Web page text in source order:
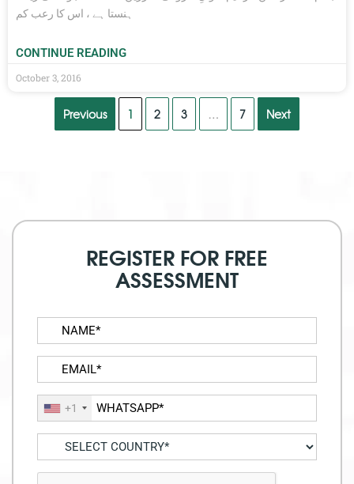
ہنستا ہے ، اس کا رعب کم
CONTINUE READING
October 3, 2016
Previous 1 2 3 … 7 Next
REGISTER FOR FREE
ASSESSMENT
+1